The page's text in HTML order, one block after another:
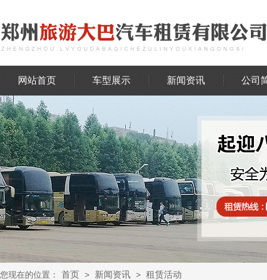
网站首页 车型展示 新闻资讯 公司
您现在的位置： 首页 > 新闻资讯 > 租赁活动